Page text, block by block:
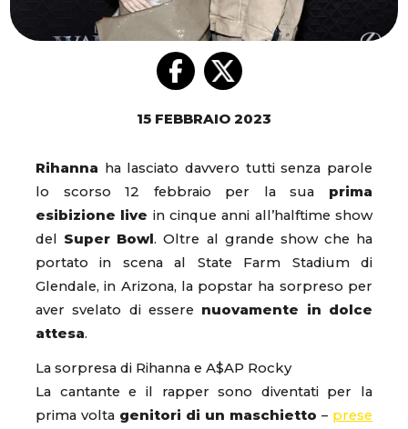
15 FEBBRAIO 2023
Rihanna ha lasciato davvero tutti senza parole
lo scorso 12 febbraio per la sua prima
esibizione live in cinque anni all’halftime show
del Super Bowl. Oltre al grande show che ha
portato in scena al State Farm Stadium di
Glendale, in Arizona, la popstar ha sorpreso per
aver svelato di essere nuovamente in dolce
attesa.
La sorpresa di Rihanna e A$AP Rocky
La cantante e il rapper sono diventati per la
prima volta genitori di un maschietto – prese